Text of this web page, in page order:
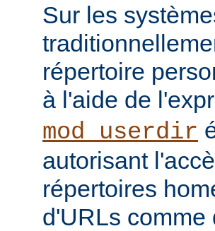
Sur les
répertoire
à l'aide de
mod_userdir
autorisant
répertoires
d'URLs comme